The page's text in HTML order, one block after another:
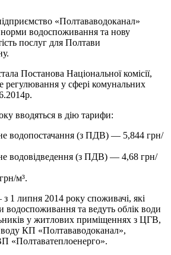
«Полтававодоканал»
водоспоживання та нову
послуг для Полтави
Постанова Національної комісії,
у сфері комунальних
вводяться в дію тарифи:
водопостачання (з ПДВ) — 5,844 грн/
водовідведення (з ПДВ) — 4,68 грн/
м³.
1 липня 2014 року споживачі, які
водоспоживання та ведуть облік води
у житлових приміщеннях з ЦГВ,
КП «Полтававодоканал»,
«Полтаватеплоенерго».